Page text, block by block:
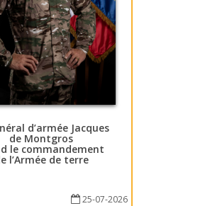
d’armée Jacques
de Montgros
le commandement
l’Armée de terre
25-07-2026